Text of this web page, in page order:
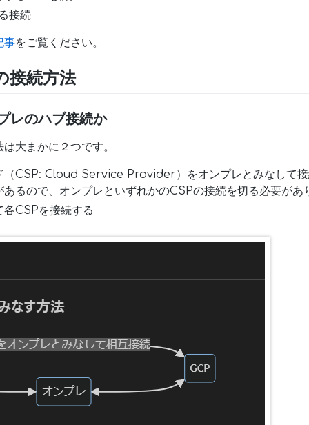
接続
事をご覧ください。
接続方法
レのハブ接続か
大まかに２つです。
（CSP: Cloud Service Provider）をオンプレとみなして接
るので、オンプレといずれかのCSPの接続を切る必要があ
CSPを接続する